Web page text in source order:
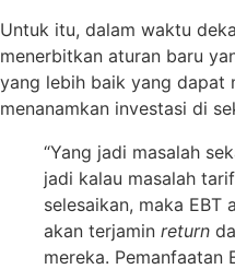
Untuk itu, dalam waktu
menerbitkan aturan baru
yang lebih baik yang dapat
menanamkan investasi di
“Yang jadi masalah
jadi kalau masalah
selesaikan, maka EBT
akan terjamin return
mereka. Pemanfaatan